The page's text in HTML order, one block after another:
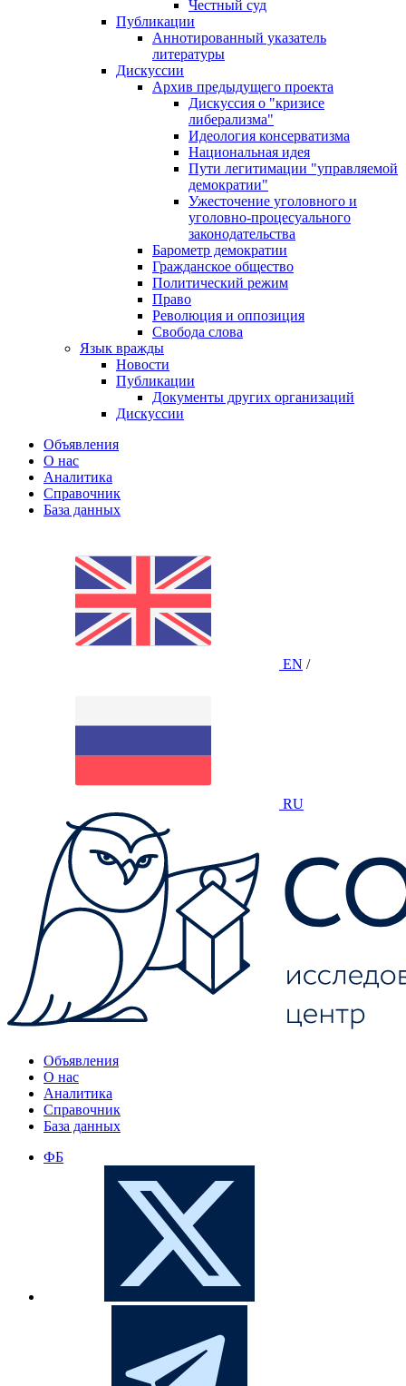
Честный суд
Публикации
Аннотированный указатель
литературы
Дискуссии
Архив предыдущего проекта
Дискуссия о "кризисе
либерализма"
Идеология консерватизма
Национальная идея
Пути легитимации "управляемой
демократии"
Ужесточение уголовного и
уголовно-процесуального
законодательства
Барометр демократии
Гражданское общество
Политический режим
Право
Революция и оппозиция
Свобода слова
Язык вражды
Новости
Публикации
Документы других организаций
Дискуссии
Объявления
О нас
Аналитика
Справочник
База данных
EN /
RU
Объявления
О нас
Аналитика
Справочник
База данных
ФБ